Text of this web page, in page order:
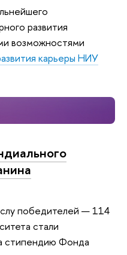
развития
возможностями
карьеры НИУ
победителей — 114
стали
стипендию Фонда